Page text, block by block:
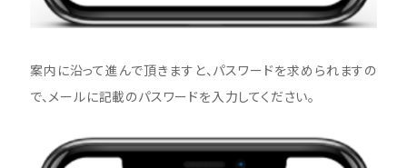
案内に沿って進んで頂きますと、パスワードを求められますの
で、メールに記載のパスワードを入力してください。